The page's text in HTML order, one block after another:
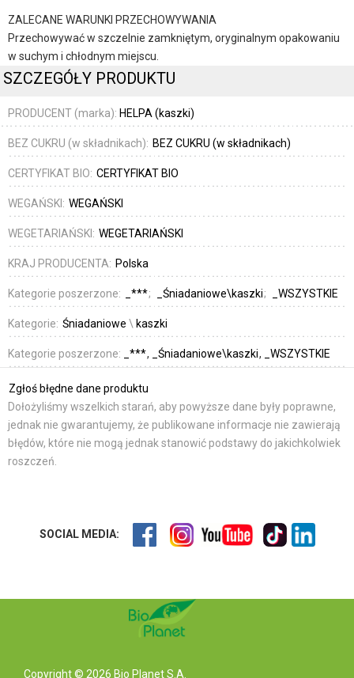
ZALECANE WARUNKI PRZECHOWYWANIA
Przechowywać w szczelnie zamkniętym, oryginalnym opakowaniu
w suchym i chłodnym miejscu.
SZCZEGÓŁY PRODUKTU
PRODUCENT (marka): HELPA (kaszki)
BEZ CUKRU (w składnikach): BEZ CUKRU (w składnikach)
CERTYFIKAT BIO: CERTYFIKAT BIO
WEGAŃSKI: WEGAŃSKI
WEGETARIAŃSKI: WEGETARIAŃSKI
KRAJ PRODUCENTA: Polska
Kategorie poszerzone: _*** _Śniadaniowe\kaszki _WSZYSTKIE
Kategorie: Śniadaniowe \ kaszki
Kategorie poszerzone: _*** _Śniadaniowe\kaszki _WSZYSTKIE
Zgłoś błędne dane produktu
Dołożyliśmy wszelkich starań, aby powyższe dane były poprawne,
jednak nie gwarantujemy, że publikowane informacje nie zawierają
błędów, które nie mogą jednak stanowić podstawy do jakichkolwiek
roszczeń.
SOCIAL MEDIA:
Copyright © 2026 Bio Planet S.A.